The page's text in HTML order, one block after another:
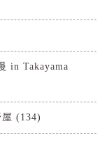
in Takayama
(134)